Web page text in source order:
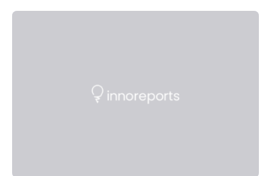
Foundation, des BIAL Award in Biomedicine ist in